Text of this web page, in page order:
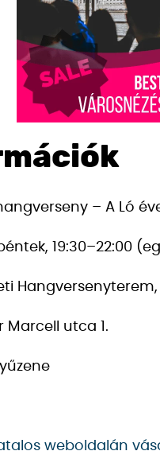
– A Ló
19:30–22:00
Marcell utca 1.
weboldalán